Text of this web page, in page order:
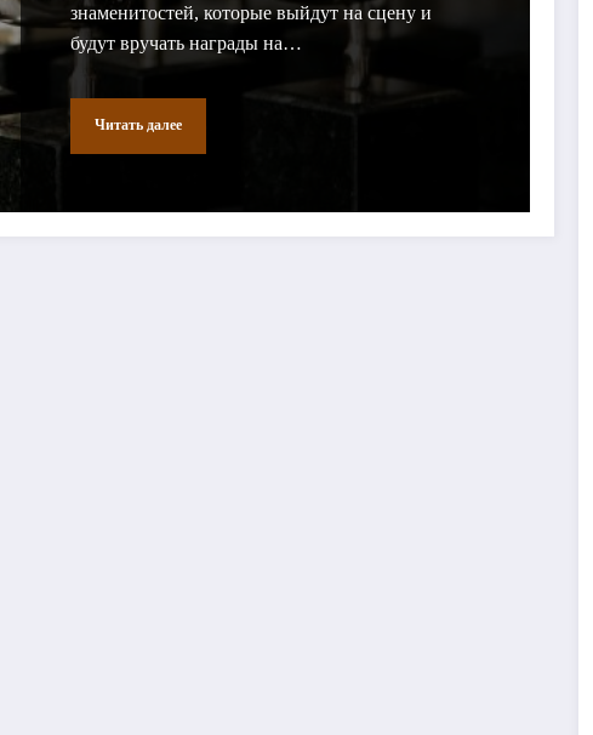
знаменитостей, которые выйдут на сцену и
будут вручать награды на…
Читать далее